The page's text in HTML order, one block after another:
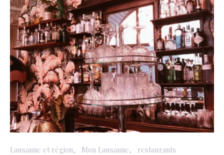
Lausanne et région Mon Lausanne restaurants